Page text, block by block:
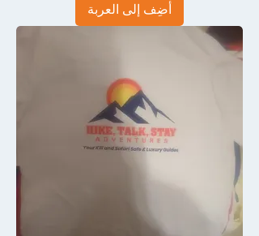
أضِف إلى العربة